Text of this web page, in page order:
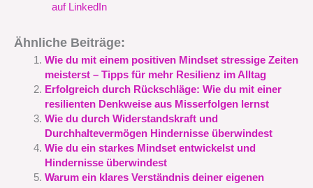
auf LinkedIn
Ähnliche Beiträge:
Wie du mit einem positiven Mindset stressige Zeiten
meisterst – Tipps für mehr Resilienz im Alltag
Erfolgreich durch Rückschläge: Wie du mit einer
resilienten Denkweise aus Misserfolgen lernst
Wie du durch Widerstandskraft und
Durchhaltevermögen Hindernisse überwindest
Wie du ein starkes Mindset entwickelst und
Hindernisse überwindest
Warum ein klares Verständnis deiner eigenen